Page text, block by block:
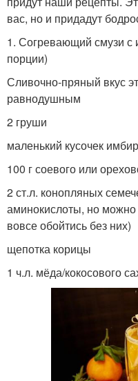
вас, но и придадут
1. Согревающий смузи с
порции)
Сливочно-пряный вкус
равнодушным
2 груши
маленький кусочек
100 г соевого или
2 ст.л. конопляных
аминокислоты, но можно
вовсе обойтись без них)
щепотка корицы
1 ч.л. мёда/кокосового